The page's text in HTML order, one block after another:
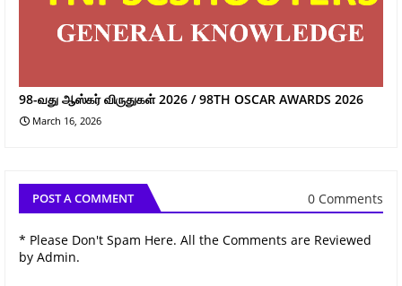
98-வது ஆஸ்கர் விருதுகள் 2026 / 98TH OSCAR AWARDS 2026
March 16, 2026
POST A COMMENT 0 Comments
* Please Don't Spam Here. All the Comments are Reviewed
by Admin.